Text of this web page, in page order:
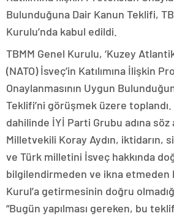
Bulunduğuna Dair Kanun Teklifi,
Kurulu’nda kabul edildi.
TBMM Genel Kurulu, ‘Kuzey
(NATO) İsveç’in Katılımına İlişkin
Onaylanmasının Uygun
Teklifi’ni görüşmek üzere
dahilinde İYİ Parti Grubu adına söz
Milletvekili Koray Aydın, iktidarın,
ve Türk milletini İsveç hakkında
bilgilendirmeden ve ikna etmeden
Kurul’a getirmesinin doğru
“Bugün yapılması gereken, bu